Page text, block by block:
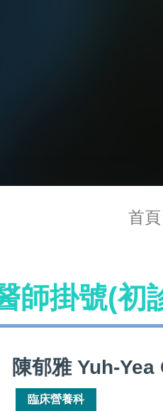
首頁
師掛號(初
陳郁雅 Yuh-
臨床營養科